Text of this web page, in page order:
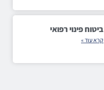
ביטוח פינוי רפואי
קרא עוד »